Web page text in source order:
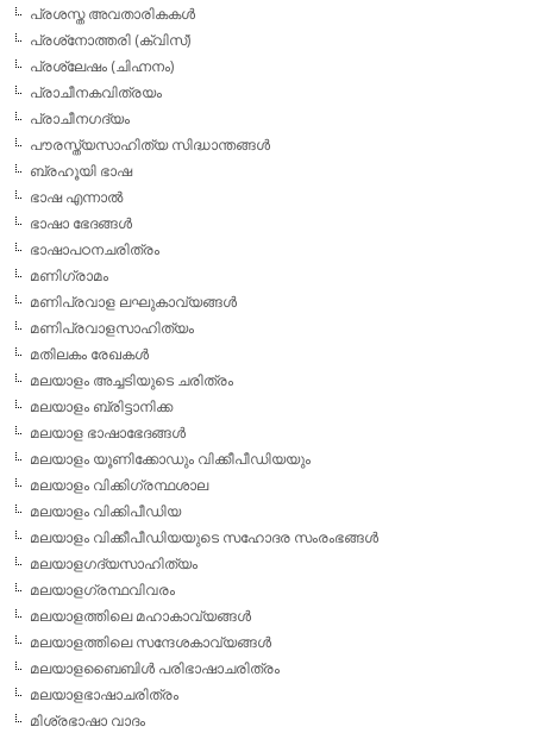
പ്രശസ്ത അവതാരികകള്‍
പ്രശ്‌നോത്തരി (ക്വിസ്)
പ്രശ്ലേഷം (ചിഹ്നനം)
പ്രാചീനകവിത്രയം
പ്രാചീനഗദ്യം
പൗരസ്ത്യസാഹിത്യ സിദ്ധാന്തങ്ങള്‍
ബ്രഹൂയി ഭാഷ
ഭാഷ എന്നാല്‍
ഭാഷാ ഭേദങ്ങള്‍
ഭാഷാപഠനചരിത്രം
മണിഗ്രാമം
മണിപ്രവാള ലഘുകാവ്യങ്ങള്‍
മണിപ്രവാളസാഹിത്യം
മതിലകം രേഖകള്‍
മലയാളം അച്ചടിയുടെ ചരിത്രം
മലയാളം ബ്രിട്ടാനിക്ക
മലയാള ഭാഷാഭേദങ്ങള്‍
മലയാളം യൂണിക്കോഡും വിക്കീപീഡിയയും
മലയാളം വിക്കിഗ്രന്ഥശാല
മലയാളം വിക്കിപീഡിയ
മലയാളം വിക്കീപീഡിയയുടെ സഹോദര സംരംഭങ്ങള്‍
മലയാളഗദ്യസാഹിത്യം
മലയാളഗ്രന്ഥവിവരം
മലയാളത്തിലെ മഹാകാവ്യങ്ങള്‍
മലയാളത്തിലെ സന്ദേശകാവ്യങ്ങള്‍
മലയാളബൈബിള്‍ പരിഭാഷാചരിത്രം
മലയാളഭാഷാചരിത്രം
മിശ്രഭാഷാ വാദം